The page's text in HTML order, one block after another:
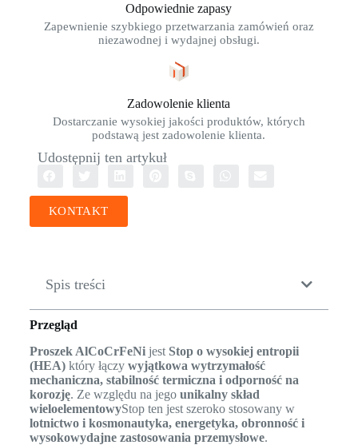
Odpowiednie zapasy
Zapewnienie szybkiego przetwarzania zamówień oraz
niezawodnej i wydajnej obsługi.
Zadowolenie klienta
Dostarczanie wysokiej jakości produktów, których
podstawą jest zadowolenie klienta.
Udostępnij ten artykuł
KONTAKT
Spis treści
Przegląd
Proszek AlCoCrFeNijest Stop o wysokiej entropii
(HEA)który łączy wyjątkowa wytrzymałość
mechaniczna, stabilność termiczna i odporność na
korozję. Ze względu na jego unikalny skład
wieloelementowyStop ten jest szeroko stosowany w
lotnictwo i kosmonautyka, energetyka, obronność i
wysokowydajne zastosowania przemysłowe.